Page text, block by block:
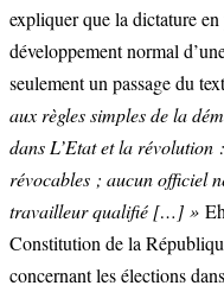
expliquer que la dictature
développement normal
seulement un passage du
aux règles simples de la
dans L’Etat et la révolution
révocables ; aucun officiel
travailleur qualifié […] »
Constitution de la
concernant les élections